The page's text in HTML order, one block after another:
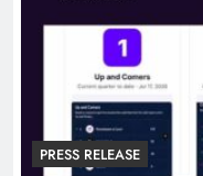
PRESS RELEASE